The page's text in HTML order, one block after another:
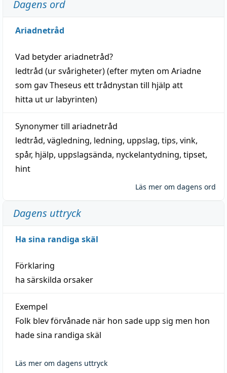
Dagens ord
Ariadnetråd
Vad betyderariadnetråd?
ledtråd (ur svårigheter) (efter myten om Ariadne
som gav Theseus ett trådnystan till hjälp att
hitta ut ur labyrinten)
Synonymer till ariadnetråd
ledtråd, vägledning, ledning, uppslag, tips, vink,
spår, hjälp, uppslagsända, nyckelantydning, tipset,
hint
Läs mer om dagens ord
Dagens uttryck
Ha sina randiga skäl
Förklaring
ha särskilda orsaker
Exempel
Folk blev förvånade när hon sade upp sig men hon
hade sina randiga skäl
Läs mer om dagens uttryck